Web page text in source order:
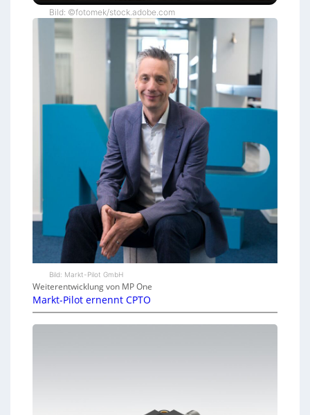
Bild: ©fotomek/stock.adobe.com
Bild: Markt-Pilot GmbH
Weiterentwicklung von MP One
Markt-Pilot ernennt CPTO